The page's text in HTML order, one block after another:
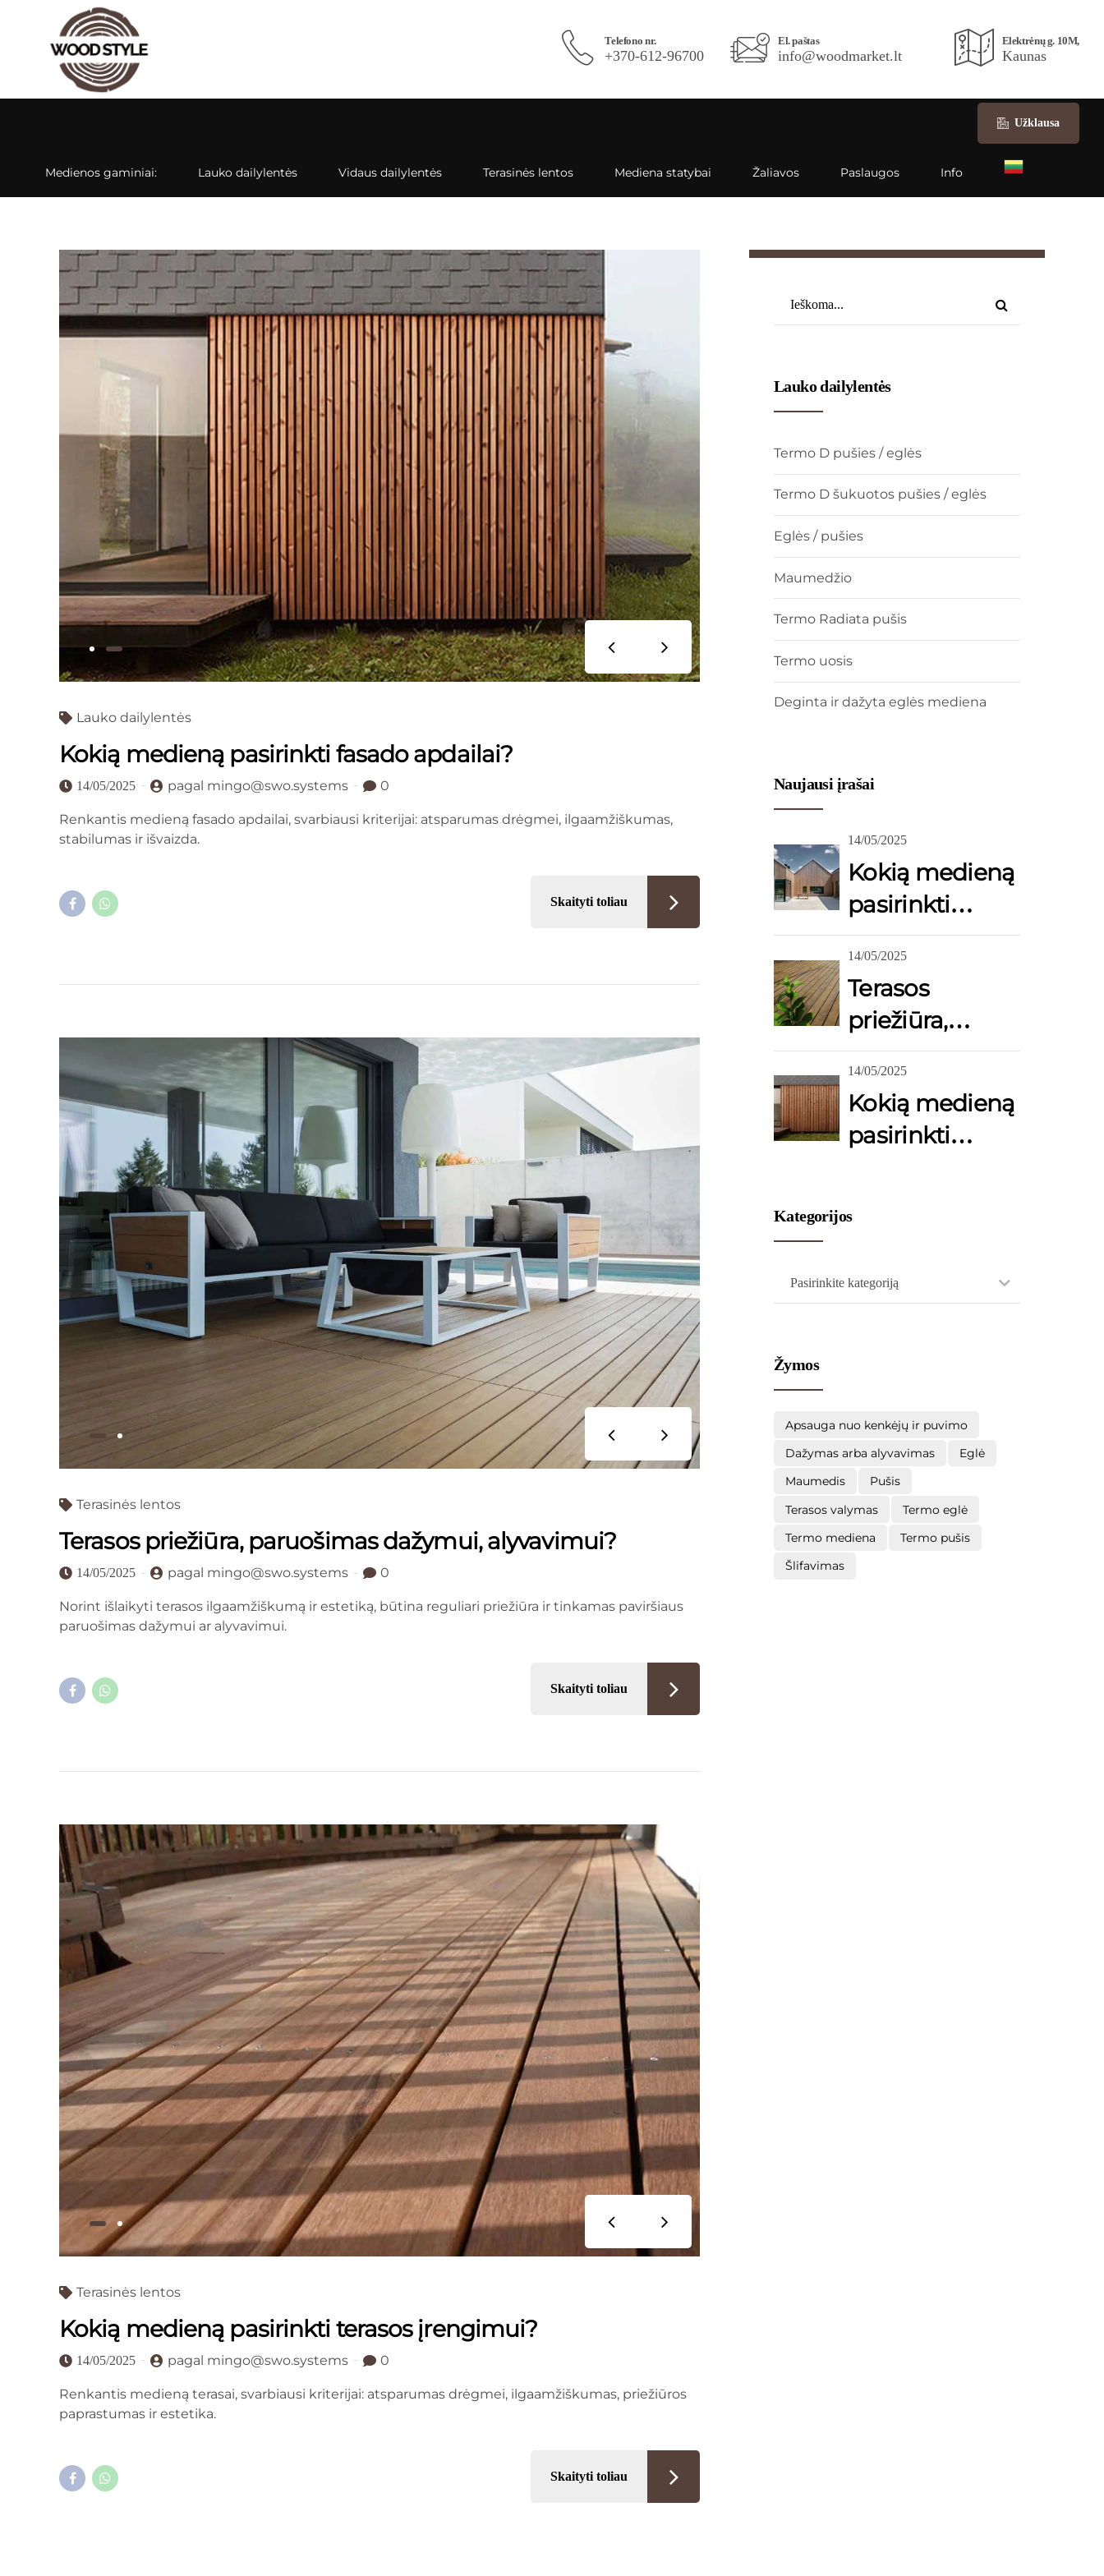
Telefono nr.
+370-612-96700
El. paštas
info@woodmarket.lt
Elektrėnų g. 10M,
Kaunas
Užklausa
Medienos gaminiai: Lauko dailylentės Vidaus dailylentės Terasinės lentos Mediena statybai Žaliavos Paslaugos Info
Lauko dailylentės
Kokią medieną pasirinkti fasado apdailai?
14/05/2025 pagal mingo@swo.systems 0
Renkantis medieną fasado apdailai, svarbiausi kriterijai: atsparumas drėgmei, ilgaamžiškumas,
stabilumas ir išvaizda.
Skaityti toliau
Terasinės lentos
Terasos priežiūra, paruošimas dažymui, alyvavimui?
14/05/2025 pagal mingo@swo.systems 0
Norint išlaikyti terasos ilgaamžiškumą ir estetiką, būtina reguliari priežiūra ir tinkamas paviršiaus
paruošimas dažymui ar alyvavimui.
Skaityti toliau
Terasinės lentos
Kokią medieną pasirinkti terasos įrengimui?
14/05/2025 pagal mingo@swo.systems 0
Renkantis medieną terasai, svarbiausi kriterijai: atsparumas drėgmei, ilgaamžiškumas, priežiūros
paprastumas ir estetika.
Skaityti toliau
Lauko dailylentės
Termo D pušies / eglės
Termo D šukuotos pušies / eglės
Eglės / pušies
Maumedžio
Termo Radiata pušis
Termo uosis
Deginta ir dažyta eglės mediena
Naujausi įrašai
14/05/2025
Kokią medieną
pasirinkti
fasado
apdailai?
14/05/2025
Terasos
priežiūra,
paruošimas
dažymui,
alyvavimui?
14/05/2025
Kokią medieną
pasirinkti
Kategorijos
Pasirinkite kategoriją
Žymos
Apsauga nuo kenkėjų ir puvimo
Dažymas arba alyvavimas
Eglė
Maumedis
Pušis
Terasos valymas
Termo eglė
Termo mediena
Termo pušis
Šlifavimas